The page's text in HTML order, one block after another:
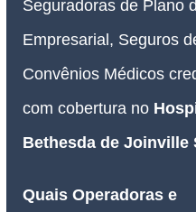
Seguradoras de Plano
Empresarial, Seguros
Convênios Médicos
com cobertura no
Bethesda de Joinville
Quais Operadoras e